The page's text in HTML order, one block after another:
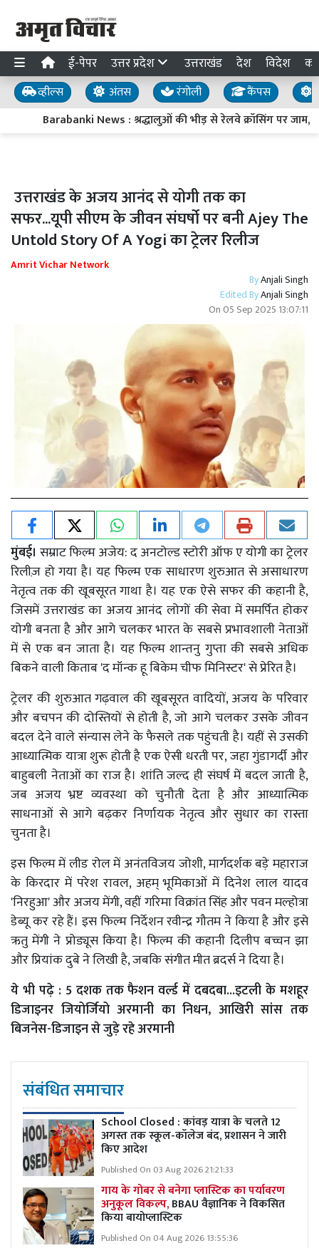
ई-पेपर उत्तर प्रदेश उत्तराखंड देश विदेश
व्हील्स अंतस रंगोली कैंपस
Barabanki News : श्रद्धालुओं की भीड़ से रेलवे क्रॉसिंग पर जाम,
उत्तराखंड के अजय आनंद से योगी तक का
सफर...यूपी सीएम के जीवन संघर्षो पर बनी Ajey The
Untold Story Of A Yogi का ट्रेलर रिलीज
Amrit Vichar Network
ByAnjali Singh
Edited ByAnjali Singh
On05 Sep 2025 13:07:11
मुंबई। सम्राट फिल्म अजेय: द अनटोल्ड स्टोरी ऑफ ए योगी का ट्रेलर
रिलीज़ हो गया है। यह फिल्म एक साधारण शुरुआत से असाधारण
नेतृत्व तक की खूबसूरत गाथा है। यह एक ऐसे सफर की कहानी है,
जिसमें उत्तराखंड का अजय आनंद लोगों की सेवा में समर्पित होकर
योगी बनता है और आगे चलकर भारत के सबसे प्रभावशाली नेताओं
में से एक बन जाता है। यह फिल्म शान्तनु गुप्ता की सबसे अधिक
बिकने वाली किताब 'द मॉन्क हू बिकेम चीफ मिनिस्टर' से प्रेरित है।
ट्रेलर की शुरुआत गढ़वाल की खूबसूरत वादियों, अजय के परिवार
और बचपन की दोस्तियों से होती है, जो आगे चलकर उसके जीवन
बदल देने वाले संन्यास लेने के फैसले तक पहुंचती है। यहीं से उसकी
आध्यात्मिक यात्रा शुरू होती है एक ऐसी धरती पर, जहा गुंडागर्दी और
बाहुबली नेताओं का राज है। शांति जल्द ही संघर्ष में बदल जाती है,
जब अजय भ्रष्ट व्यवस्था को चुनौती देता है और आध्यात्मिक
साधनाओं से आगे बढ़कर निर्णायक नेतृत्व और सुधार का रास्ता
चुनता है।
इस फिल्म में लीड रोल में अनंतविजय जोशी, मार्गदर्शक बड़े महाराज
के किरदार में परेश रावल, अहम् भूमिकाओं में दिनेश लाल यादव
'निरहुआ' और अजय मेंगी, वहीं गरिमा विक्रांत सिंह और पवन मल्होत्रा
डेब्यू कर रहे हैं। इस फिल्म निर्देशन रवीन्द्र गौतम ने किया है और इसे
ऋतु मेंगी ने प्रोड्यूस किया है। फिल्म की कहानी दिलीप बच्चन झा
और प्रियांक दुबे ने लिखी है, जबकि संगीत मीत ब्रदर्स ने दिया है।
ये भी पढ़े : 5 दशक तक फैशन वर्ल्ड में दबदबा...इटली के मशहूर
डिजाइनर जियोर्जियो अरमानी का निधन, आखिरी सांस तक
बिजनेस-डिजाइन से जुड़े रहे अरमानी
संबंधित समाचार
School Closed : कांवड़ यात्रा के चलते 12
अगस्त तक स्कूल-कॉलेज बंद, प्रशासन ने जारी
किए आदेश
Published On 03 Aug 2026 21:21:33
गाय के गोबर से बनेगा प्लास्टिक का पर्यावरण
अनुकूल विकल्प,BBAU वैज्ञानिक ने विकसित
किया बायोप्लास्टिक
Published On 04 Aug 2026 13:55:36